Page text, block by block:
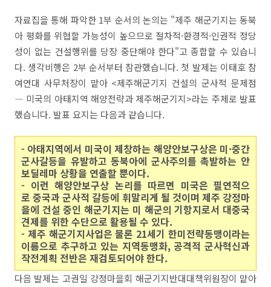
자료집을 통해 파악한 1부 순서의 논의는 "제주 해군기지는 동북
아 평화를 위협할 가능성이 높으므로 절차적·환경적·인권적 정당
성이 없는 건설행위를 당장 중단해야 한다"고 종합할 수 있습니
다. 생각비행은 2부 순서부터 참관했습니다. 첫 발제는 이태호 참
여연대 사무처장이 맡아 <제주해군기지 건설의 군사적 문제점
― 미국의 아태지역 해양전략과 제주해군기지>라는 주제로 발표
했습니다. 발표 요지는 다음과 같습니다.
- 아태지역에서 미국이 제창하는 해양안보구상은 미·중간
군사갈등을 유발하고 동북아에 군사주의를 촉발하는 안
보딜레마 상황을 연출할 뿐이다.
- 이런 해양안보구상 논리를 따르면 미국은 필연적으
로 중국과 군사적 갈등에 휘말리게 될 것이며 제주 강정마
을에 건설 중인 해군기지는 미 해군의 기항지로서 대중국
견제를 위한 수단으로 활용될 수 있다.
- 제주 해군기지사업은 물론 21세기 한미전략동맹이라는
이름으로 추구하고 있는 지역동맹화, 공격적 군사혁신과
작전계획 전반은 재검토되어야 한다.
다음 발제는 고권일 강정마을회 해군기지반대대책위원장이 맡아